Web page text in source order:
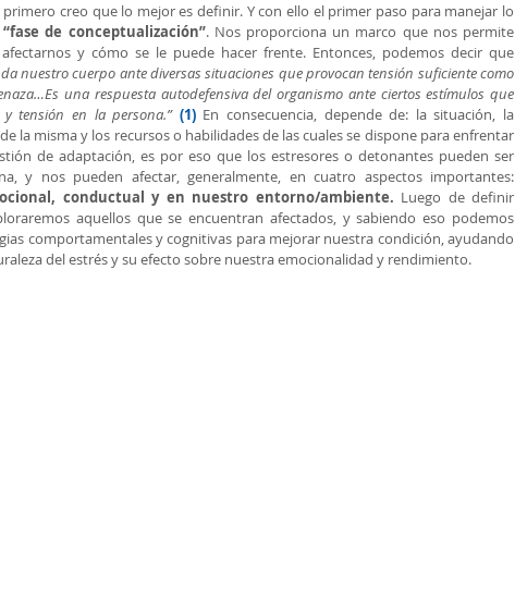
creo que lo mejor es definir. Y con ello el primer paso para manejar lo
“fase de conceptualización”. Nos proporciona un marco que nos permite
nuestro cuerpo ante diversas situaciones que provocan tensión suficiente como
una respuesta autodefensiva del organismo ante ciertos estímulos que
tensión en la persona.” (1) En consecuencia, depende de: la situación, la
la misma y los recursos o habilidades de las cuales se dispone para enfrentar
de adaptación, es por eso que los estresores o detonantes pueden ser
conductual y en nuestro entorno/ambiente. Luego de definir
aquellos que se encuentran afectados, y sabiendo eso podemos
comportamentales y cognitivas para mejorar nuestra condición, ayudando
del estrés y su efecto sobre nuestra emocionalidad y rendimiento.